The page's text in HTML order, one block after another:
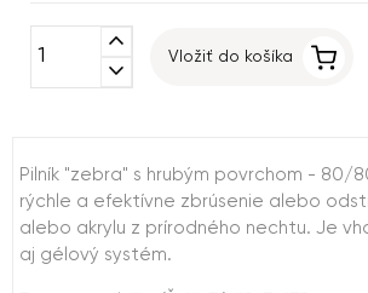
expand_less
expand_more
Vložiť do košíka
Pilník "zebra" s hrubým povrchom - 80/
rýchle a efektívne zbrúsenie alebo
alebo akrylu z prírodného nechtu. Je
aj gélový systém.